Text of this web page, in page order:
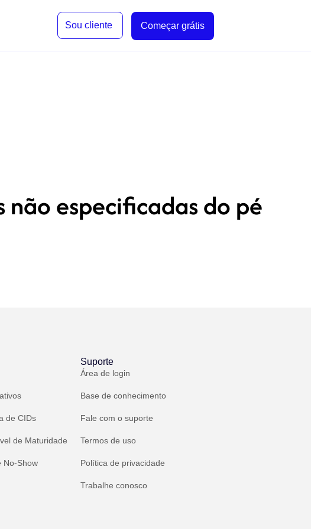
Sou cliente Começar grátis
não especificadas do pé
de CIDs
de Maturidade
No-Show
Suporte
Área de login
Base de conhecimento
Fale com o suporte
Termos de uso
Política de privacidade
Trabalhe conosco